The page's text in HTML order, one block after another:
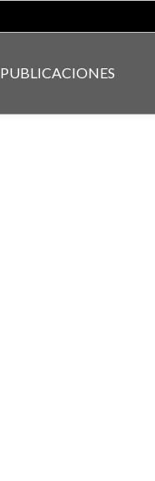
PUBLICACIONES